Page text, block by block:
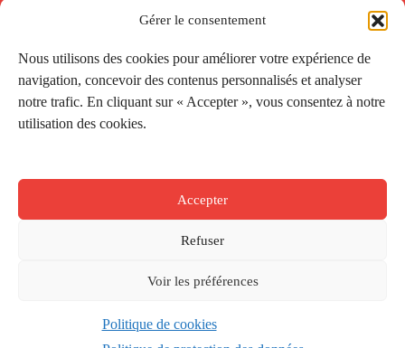
Gérer le consentement
Nous utilisons des cookies pour améliorer votre expérience de
navigation, concevoir des contenus personnalisés et analyser
notre trafic. En cliquant sur « Accepter », vous consentez à notre
utilisation des cookies.
Accepter
Refuser
Voir les préférences
Politique de cookies
Conditions générales de vente
Réductions de la Carte Côté Courrier
Application